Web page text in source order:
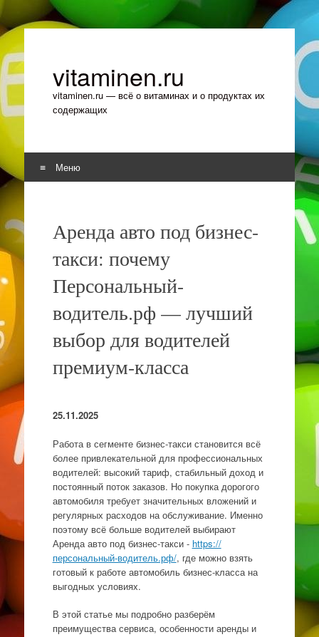
vitaminen.ru
vitaminen.ru — всё о витаминах и о продуктах их
содержащих
Меню
Аренда авто под бизнес-
такси: почему
Персональный-
водитель.рф — лучший
выбор для водителей
премиум-класса
25.11.2025
Работа в сегменте бизнес-такси становится всё
более привлекательной для профессиональных
водителей: высокий тариф, стабильный доход и
постоянный поток заказов. Но покупка дорогого
автомобиля требует значительных вложений и
регулярных расходов на обслуживание. Именно
поэтому всё больше водителей выбирают
Аренда авто под бизнес-такси - https://
персональный-водитель.рф/, где можно взять
готовый к работе автомобиль бизнес-класса на
выгодных условиях.
В этой статье мы подробно разберём
преимущества сервиса, особенности аренды и